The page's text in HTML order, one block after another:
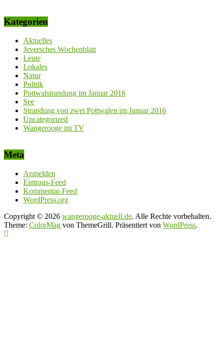
Kategorien
Aktuelles
Jeversches Wochenblatt
Leute
Lokales
Natur
Politik
Pottwalstrandung im Januar 2016
See
Strandung von zwei Pottwalen im Januar 2016
Uncategorized
Wangerooge im TV
Meta
Anmelden
Eintrags-Feed
Kommentar-Feed
WordPress.org
Copyright © 2026 wangerooge-aktuell.de. Alle Rechte vorbehalten.
Theme: ColorMag von ThemeGrill. Präsentiert von WordPress.